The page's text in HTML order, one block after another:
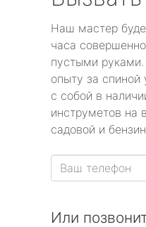
Наш мастер
часа
пустыми
опыту за спиной
с собой в
инструметов на
садовой и
Или